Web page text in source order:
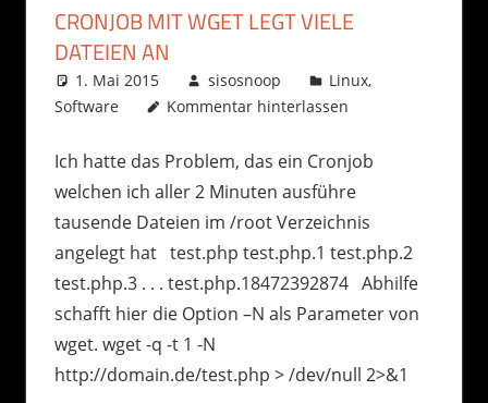
CRONJOB MIT WGET LEGT VIELE
DATEIEN AN
1. Mai 2015 sisosnoop Linux,
Software
Kommentar hinterlassen
Ich hatte das Problem, das ein Cronjob
welchen ich aller 2 Minuten ausführe
tausende Dateien im /root Verzeichnis
angelegt hat test.php test.php.1 test.php.2
test.php.3 . . . test.php.18472392874 Abhilfe
schafft hier die Option –N als Parameter von
wget. wget -q -t 1 -N
http://domain.de/test.php > /dev/null 2>&1